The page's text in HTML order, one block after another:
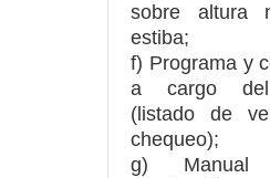
sobre altura
estiba;
f) Programa y
a cargo del
(listado de
chequeo);
g)